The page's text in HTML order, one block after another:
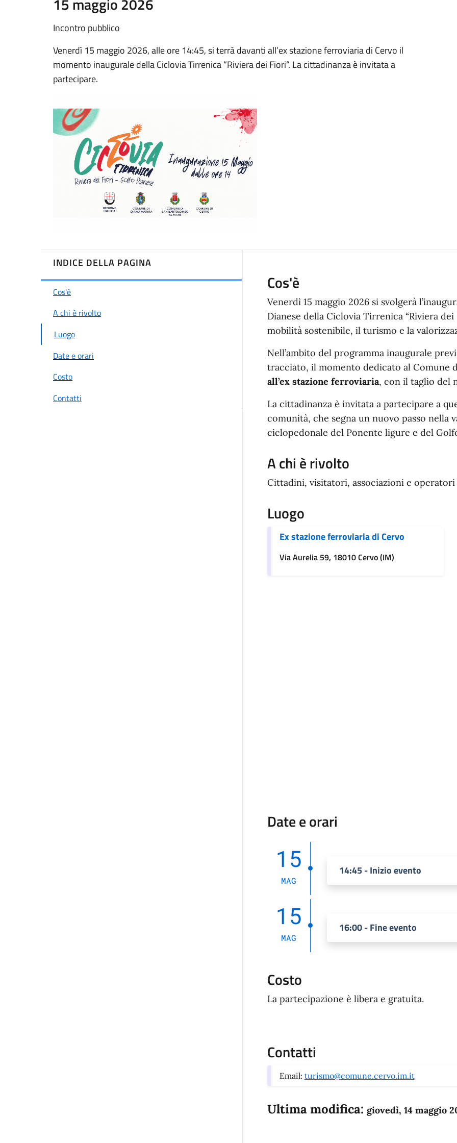
15 maggio 2026
Incontro pubblico
Venerdì 15 maggio 2026, alle ore 14:45, si terrà davanti all’ex stazione ferroviaria di Cervo il
momento inaugurale della Ciclovia Tirrenica “Riviera dei Fiori”. La cittadinanza è invitata a
partecipare.
INDICE DELLA PAGINA
Cos'è
A chi è rivolto
Luogo
Date e orari
Costo
Contatti
Cos'è
Venerdì 15 maggio 2026 si svolgerà
Dianese della Ciclovia Tirrenica “Riviera
mobilità sostenibile, il turismo e la
Nell’ambito del programma inaugurale
tracciato, il momento dedicato al Comune
all’ex stazione ferroviaria, con il taglio del
La cittadinanza è invitata a partecipare a
comunità, che segna un nuovo passo nella
ciclopedonale del Ponente ligure e del
A chi è rivolto
Cittadini, visitatori, associazioni e
Luogo
Ex stazione ferroviaria di Cervo
Via Aurelia 59, 18010 Cervo (IM)
Date e orari
15
MAG
14:45 - Inizio evento
15
MAG
16:00 - Fine evento
Costo
La partecipazione è libera e gratuita.
Contatti
Email: turismo@comune.cervo.im.it
Ultima modifica: giovedì, 14 maggio